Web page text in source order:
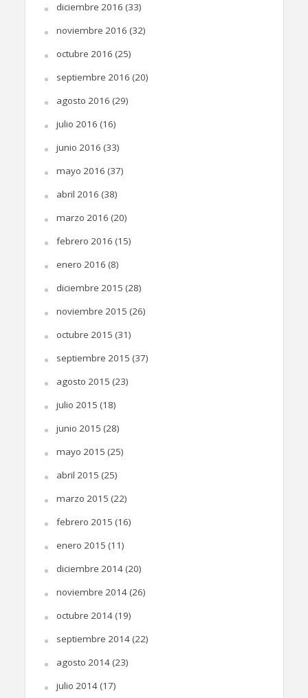
diciembre 2016 (33)
noviembre 2016 (32)
octubre 2016 (25)
septiembre 2016 (20)
agosto 2016 (29)
julio 2016 (16)
junio 2016 (33)
mayo 2016 (37)
abril 2016 (38)
marzo 2016 (20)
febrero 2016 (15)
enero 2016 (8)
diciembre 2015 (28)
noviembre 2015 (26)
octubre 2015 (31)
septiembre 2015 (37)
agosto 2015 (23)
julio 2015 (18)
junio 2015 (28)
mayo 2015 (25)
abril 2015 (25)
marzo 2015 (22)
febrero 2015 (16)
enero 2015 (11)
diciembre 2014(20)
noviembre 2014(26)
octubre 2014(19)
septiembre 2014(22)
agosto 2014(23)
julio 2014(17)